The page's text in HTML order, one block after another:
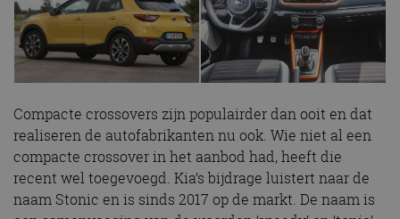
Compacte crossovers zijn populairder dan ooit en dat
realiseren de autofabrikanten nu ook. Wie niet al een
compacte crossover in het aanbod had, heeft die
recent wel toegevoegd. Kia’s bijdrage luistert naar de
naam Stonic en is sinds 2017 op de markt. De naam is